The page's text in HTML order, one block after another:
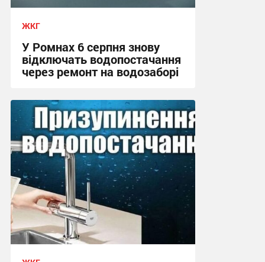
ЖКГ
У Ромнах 6 серпня знову
відключать водопостачання
через ремонт на водозаборі
10:50 сьогодні